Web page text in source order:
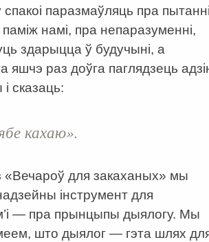
спакоі паразмаўляць пра
паміж намі, пра непаразуменні,
здарыцца ў будучыні, а
яшчэ раз доўга паглядзець
сказаць:
кахаю».
«Вечароў для закаханых» мы
інструмент для
— пра прынцыпы дыялогу. Мы
што дыялог — гэта шлях